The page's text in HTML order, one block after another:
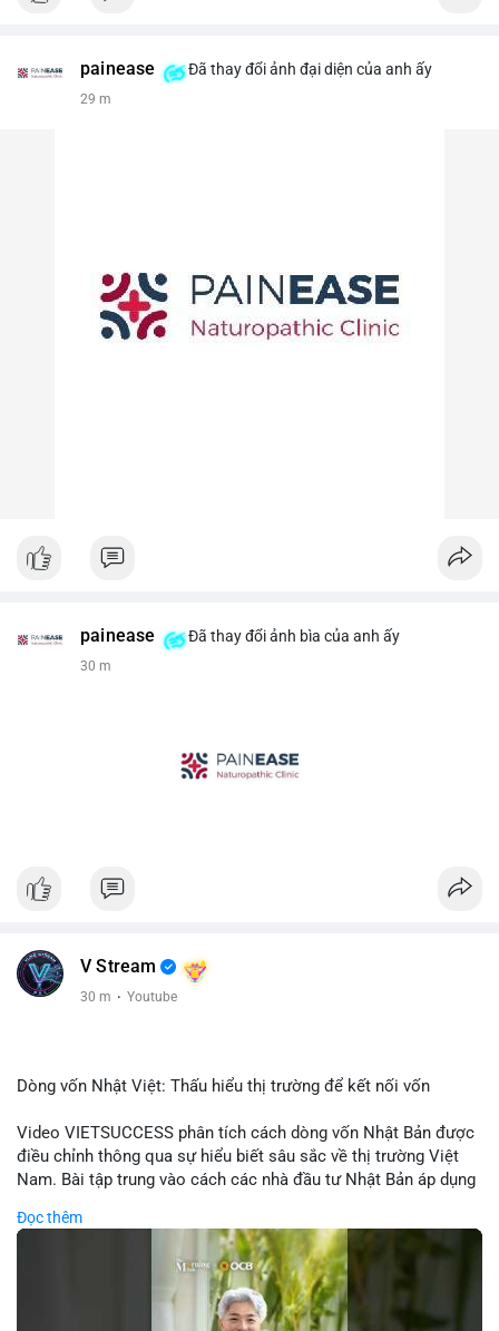
painease Đã thay đổi ảnh đại diện của anh ấy
29 m
painease Đã thay đổi ảnh bìa của anh ấy
30 m
V Stream
30 m · Youtube
Dòng vốn Nhật Việt: Thấu hiểu thị trường để kết nối vốn
Video VIETSUCCESS phân tích cách dòng vốn Nhật Bản được
điều chỉnh thông qua sự hiểu biết sâu sắc về thị trường Việt
Nam. Bài tập trung vào cách các nhà đầu tư Nhật Bản áp dụng
đầu tư trực tiếp vào doanh nghiệp đến việc giao dịch tài chính.
Kết nối này không chỉ tạo cơ hội tăng trưởng cho Việt Nam mà
còn tạo ra động lực cho thị trường crypto địa phương khi các
nhà đầu tư đa quốc gia tìm kiếm cơ hội đa dạng. Các yếu tố
như chính sách tài chính Việt Nam, xu hướng đầu tư ESG, và
Đọc thêm